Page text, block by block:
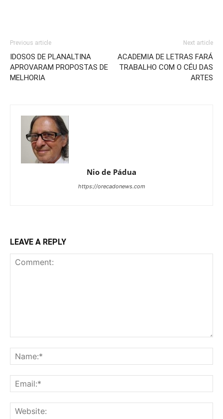
Previous article
IDOSOS DE PLANALTINA
APROVARAM PROPOSTAS DE
MELHORIA
Next article
ACADEMIA DE LETRAS FARÁ
TRABALHO COM O CÉU DAS
ARTES
Nio de Pádua
https://orecadonews.com
LEAVE A REPLY